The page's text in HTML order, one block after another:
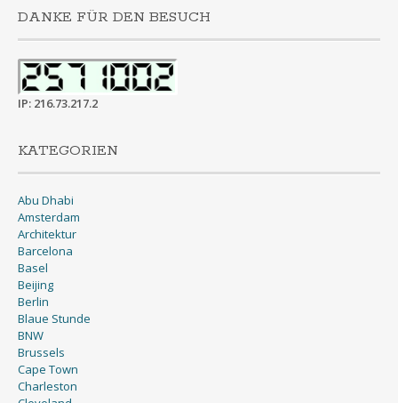
DANKE FÜR DEN BESUCH
IP: 216.73.217.2
KATEGORIEN
Abu Dhabi
Amsterdam
Architektur
Barcelona
Basel
Beijing
Berlin
Blaue Stunde
BNW
Brussels
Cape Town
Charleston